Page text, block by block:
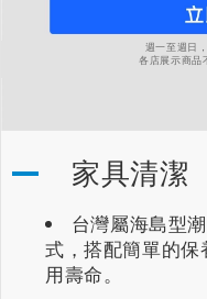
週一至週日
各店展示商品
家具清潔
台灣屬海島型
式，搭配簡單的
用壽命。